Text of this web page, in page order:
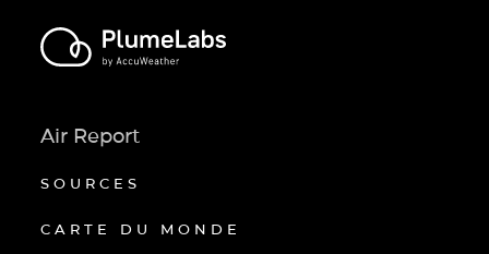
Air Report
SOURCES
CARTE DU MONDE